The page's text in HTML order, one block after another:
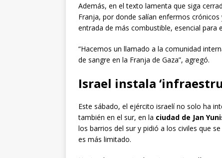
Además, en el texto lamenta que siga
Franja, por donde salían enfermos
entrada de más combustible, esencial para
“Hacemos un llamado a la comunidad
de sangre en la Franja de Gaza”, agregó.
Israel instala
Este sábado, el ejército israelí no solo ha
también en el sur, en la ciudad de Jan
los barrios del sur y pidió a los civiles que
es más limitado.